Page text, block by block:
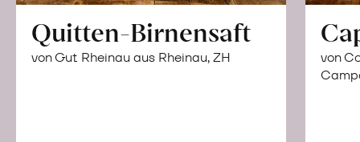
Quitten-Birnensaft
von Gut Rheinau aus Rheinau, ZH
von